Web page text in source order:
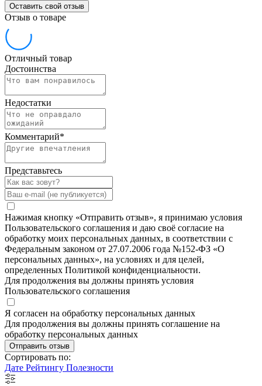
Оставить свой отзыв
Отзыв о товаре
Отличный товар
Достоинства
Недостатки
Комментарий*
Представьтесь
Нажимая кнопку «Отправить отзыв», я принимаю условия
Пользовательского соглашения и даю своё согласие на
обработку моих персональных данных, в соответствии с
Федеральным законом от 27.07.2006 года №152-ФЗ «О
персональных данных», на условиях и для целей,
определенных Политикой конфиденциальности.
Для продолжения вы должны принять условия
Пользовательского соглашения
Я согласен на обработку персональных данных
Для продолжения вы должны принять соглашение на
обработку персональных данных
Отправить отзыв
Сортировать по:
Дате Рейтингу Полезности